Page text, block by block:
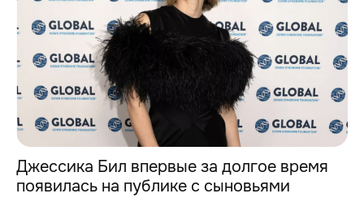
Джессика Бил впервые за долгое время
появилась на публике с сыновьями